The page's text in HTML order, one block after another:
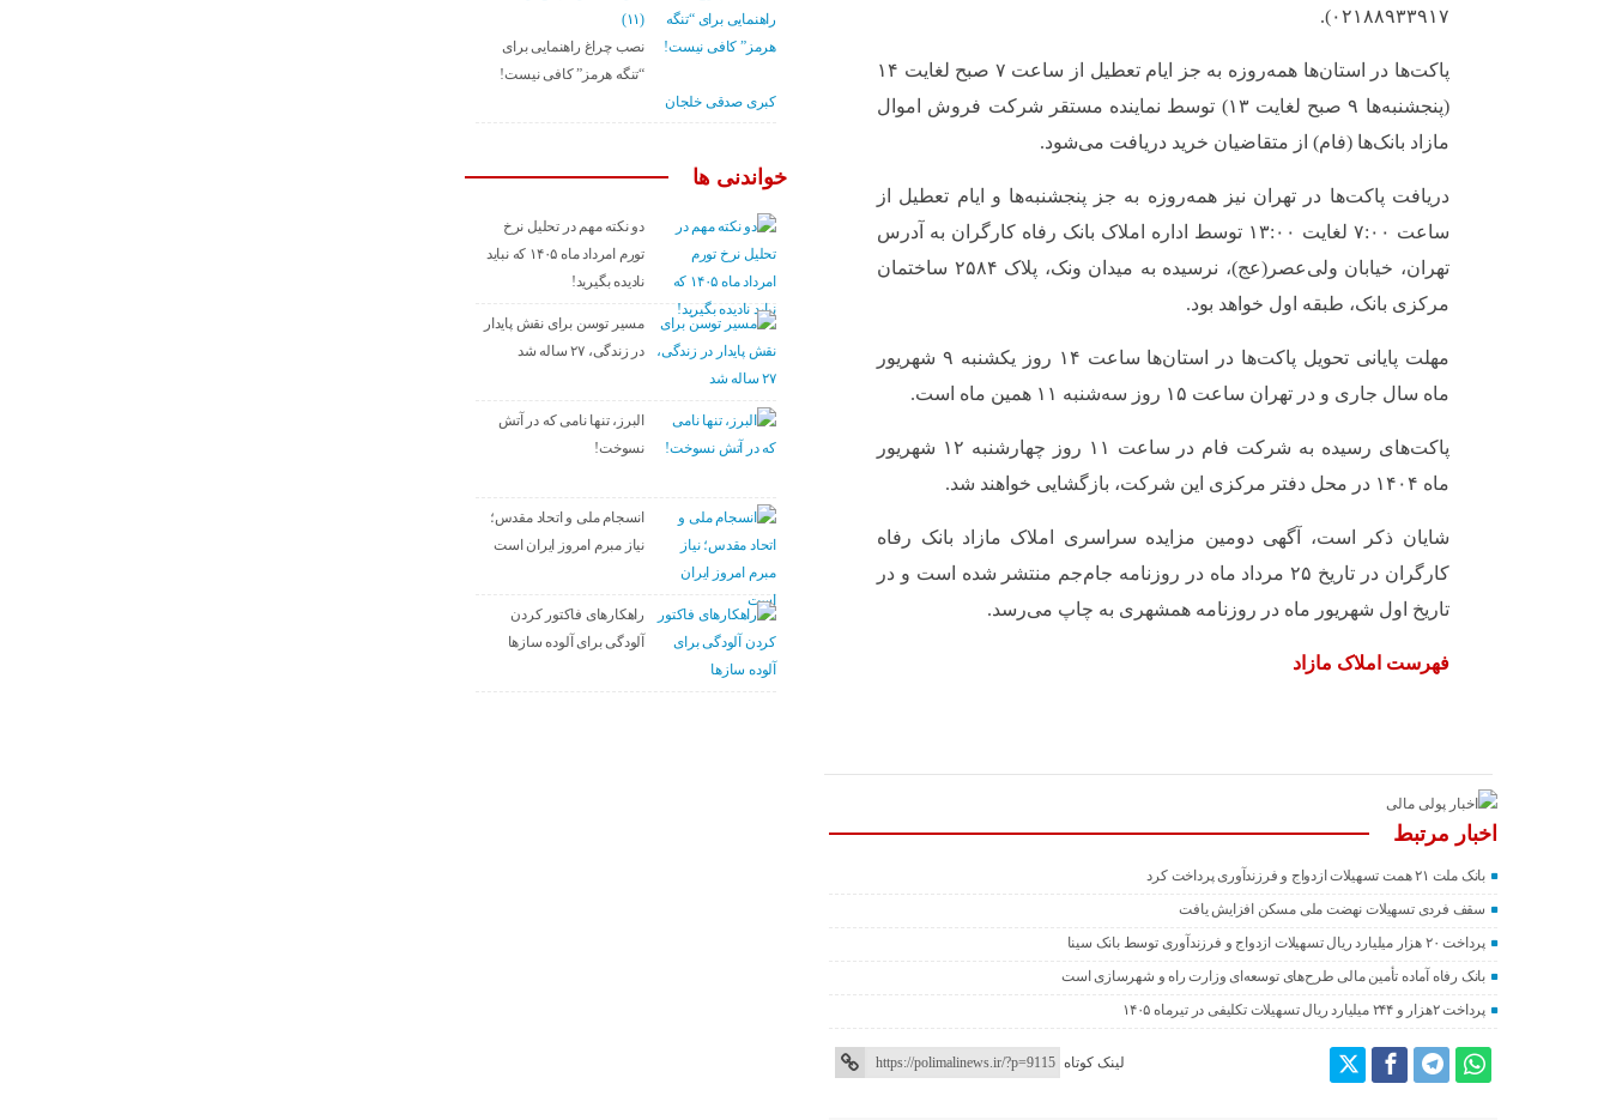
۰۲۱۸۸۹۳۳۹۱۷).
پاکت‌ها در استان‌ها همه‌روزه به جز ایام تعطیل از ساعت ۷ صبح لغایت ۱۴
(پنجشنبه‌ها ۹ صبح لغایت ۱۳) توسط نماینده مستقر شرکت فروش اموال
مازاد بانک‌ها (فام) از متقاضیان خرید دریافت می‌شود.
دریافت پاکت‌ها در تهران نیز همه‌روزه به جز پنجشنبه‌ها و ایام تعطیل از
ساعت ۷:۰۰ لغایت ۱۳:۰۰ توسط اداره املاک بانک رفاه کارگران به آدرس
تهران، خیابان ولی‌عصر(عج)، نرسیده به میدان ونک، پلاک ۲۵۸۴ ساختمان
مرکزی بانک، طبقه اول خواهد بود.
مهلت پایانی تحویل پاکت‌ها در استان‌ها ساعت ۱۴ روز یکشنبه ۹ شهریور
ماه سال جاری و در تهران ساعت ۱۵ روز سه‌شنبه ۱۱ همین ماه است.
پاکت‌های رسیده به شرکت فام در ساعت ۱۱ روز چهار‌شنبه ۱۲ شهریور
ماه ۱۴۰۴ در محل دفتر مرکزی این شرکت، بازگشایی خواهند شد.
شایان ذکر است، آگهی دومین مزایده سراسری املاک مازاد بانک رفاه
کارگران در تاریخ ۲۵ مرداد ماه در روزنامه جام‌جم منتشر شده است و در
تاریخ اول شهریور ماه در روزنامه همشهری به چاپ می‌رسد.
فهرست املاک مازاد
اخبار مرتبط
بانک ملت ۲۱ همت تسهیلات ازدواج و فرزندآوری پرداخت کرد
سقف فردی تسهیلات نهضت ملی مسکن افزایش یافت
پرداخت ۲۰ هزار میلیارد ریال تسهیلات ازدواج و فرزند‌آوری توسط بانک سینا
بانک رفاه آماده تأمین مالی طرح‌های توسعه‌ای وزارت راه و شهرسازی است
پرداخت ۲هزار و ۲۴۴ میلیارد ریال تسهیلات تکلیفی در تیرماه ۱۴۰۵
لینک کوتاه
(۱۱)
نصب چراغ راهنمایی برای
“تنگه هرمز” کافی نیست!
کبری صدقی خلجان
خواندنی ها
دو نکته مهم در تحلیل نرخ
تورم امرداد ماه ۱۴۰۵ که نباید
نادیده بگیرید!
مسیر توسن برای نقش پایدار
در زندگی، ۲۷ ساله شد
البرز، تنها نامی که در آتش
نسوخت!
انسجام ملی و اتحاد مقدس؛
نیاز مبرم امروز ایران است
راهکارهای فاکتور کردن
آلودگی برای آلوده سازها